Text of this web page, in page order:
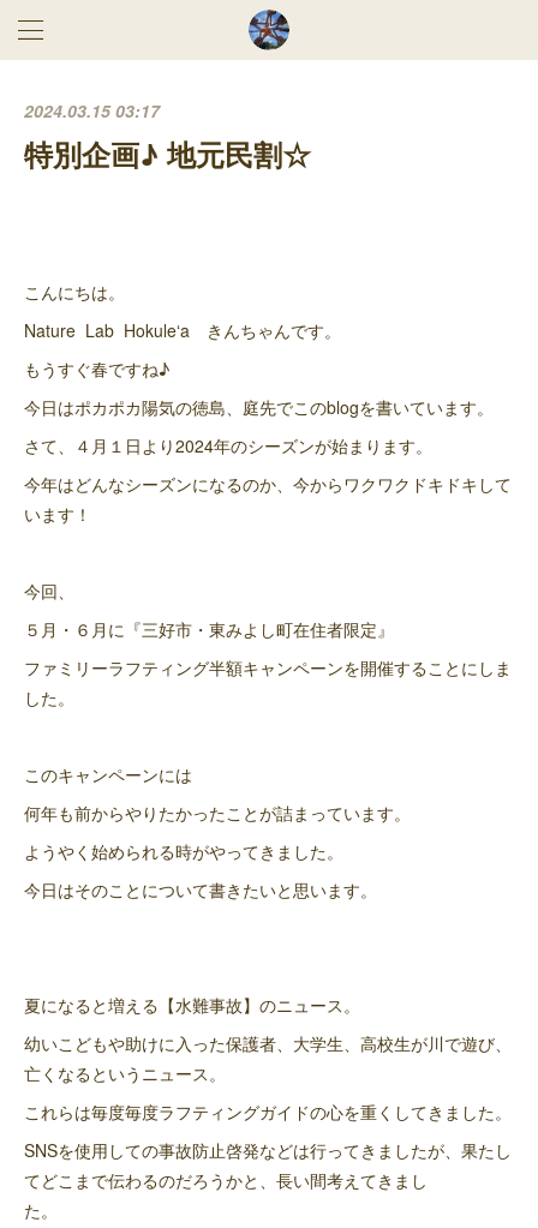
2024.03.15 03:17
特別企画♪ 地元民割☆
こんにちは。
Nature Lab Hokuleʻa きんちゃんです。
もうすぐ春ですね♪
今日はポカポカ陽気の徳島、庭先でこのblogを書いています。
さて、４月１日より2024年のシーズンが始まります。
今年はどんなシーズンになるのか、今からワクワクドキドキして
います！
今回、
５月・６月に『三好市・東みよし町在住者限定』
ファミリーラフティング半額キャンペーンを開催することにしま
した。
このキャンペーンには
何年も前からやりたかったことが詰まっています。
ようやく始められる時がやってきました。
今日はそのことについて書きたいと思います。
夏になると増える【水難事故】のニュース。
幼いこどもや助けに入った保護者、大学生、高校生が川で遊び、
亡くなるというニュース。
これらは毎度毎度ラフティングガイドの心を重くしてきました。
SNSを使用しての事故防止啓発などは行ってきましたが、果たし
てどこまで伝わるのだろうかと、長い間考えてきまし
た。